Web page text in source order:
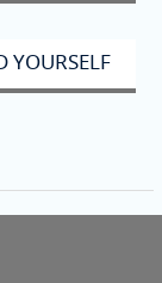
YOURSELF